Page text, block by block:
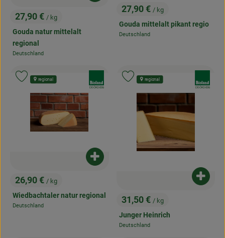
, Preis:
27,90 € / kg
Gouda natur mittelalt
regional
, Herkunft:
Deutschland
, Preis:
27,90 € / kg
Gouda mittelalt pikant regio
, Herkunft:
Deutschland
, Preis:
26,90 € / kg
Wiedbachtaler natur regional
, Herkunft:
Deutschland
Produkt zum Warenkorb hinzufügen
, Kontrollstelle:
DE-ÖKO-006
regional
Produkt zu Favouriten hinzufügen
, Preis:
31,50 € / kg
Junger Heinrich
, Herkunft:
Deutschland
, Kontrollstelle:
DE-ÖKO-006
regional
Produkt zu Favouriten hinzufügen